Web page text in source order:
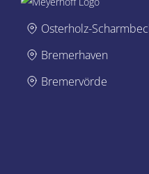
Osterholz-
Bremerhaven
Bremervörde